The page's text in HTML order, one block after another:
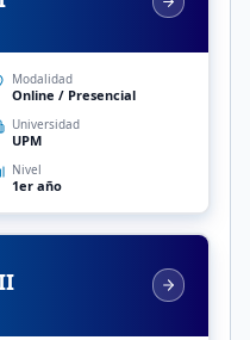
Modalidad
Online / Presencial
Universidad
UPM
Nivel
1er año